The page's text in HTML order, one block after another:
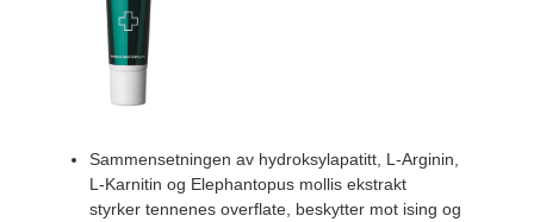
Sammensetningen av hydroksylapatitt, L-Arginin,
L-Karnitin og Elephantopus mollis ekstrakt
styrker tennenes overflate, beskytter mot ising og